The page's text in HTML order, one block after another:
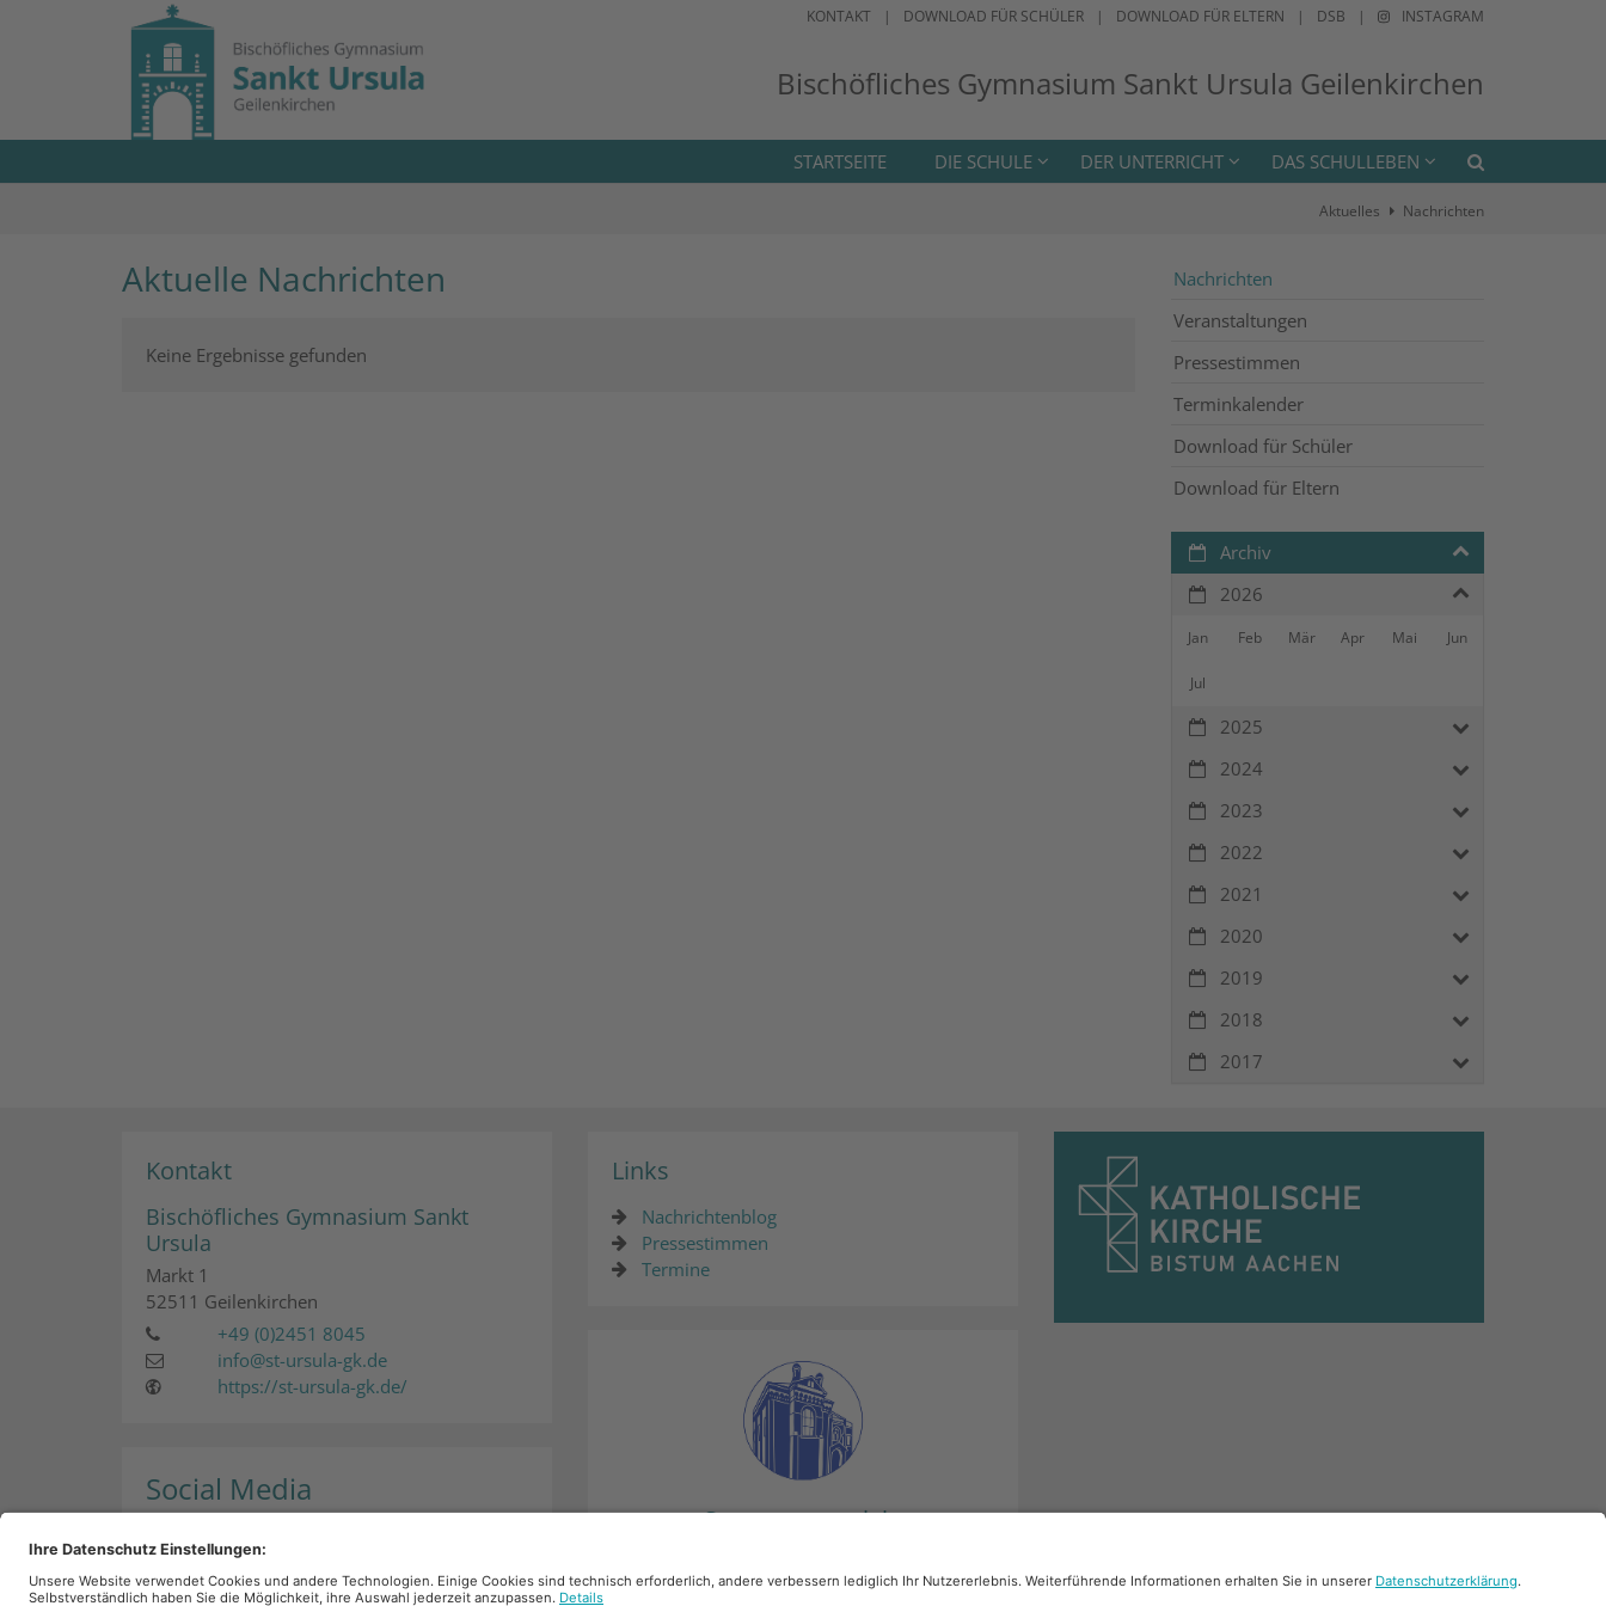
KONTAKT DOWNLOAD FÜR SCHÜLER DOWNLOAD FÜR ELTERN DSB INSTAGRAM
Bischöfliches Gymnasium Sankt Ursula Geilenkirchen
STARTSEITE DIE SCHULE DER UNTERRICHT DAS SCHULLEBEN
Aktuelles Nachrichten
Aktuelle Nachrichten
Keine Ergebnisse gefunden
Nachrichten
Veranstaltungen
Pressestimmen
Terminkalender
Download für Schüler
Download für Eltern
Archiv
2026
Jan Feb Mär Apr Mai Jun
Jul
2025
2024
2023
2022
2021
2020
2019
2018
2017
Kontakt
Bischöfliches Gymnasium Sankt
Ursula
Markt 1
52511 Geilenkirchen
+49 (0)2451 8045
info@st-ursula-gk.de
https://st-ursula-gk.de/
Social Media
Links
Nachrichtenblog
Pressestimmen
Termine
Synagogenprojekt